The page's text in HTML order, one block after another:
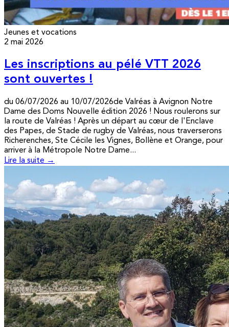
Jeunes et vocations
2 mai 2026
Les inscriptions au pélé VTT 2026
sont ouvertes !
du 06/07/2026 au 10/07/2026de Valréas à Avignon Notre
Dame des Doms Nouvelle édition 2026 ! Nous roulerons sur
la route de Valréas ! Après un départ au cœur de l'Enclave
des Papes, de Stade de rugby de Valréas, nous traverserons
Richerenches, Ste Cécile les Vignes, Bollène et Orange, pour
arriver à la Métropole Notre Dame...
Lire la suite →